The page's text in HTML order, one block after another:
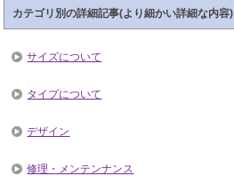
カテゴリ別の詳細記事(より細かい詳細な内容)
サイズについて
タイプについて
デザイン
修理・メンテンナンス